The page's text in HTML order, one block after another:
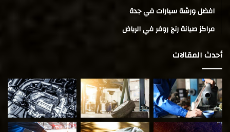
افضل ورشة سيارات في جدة
مراكز صيانة رنج روفر في الرياض
أحدث المقالات